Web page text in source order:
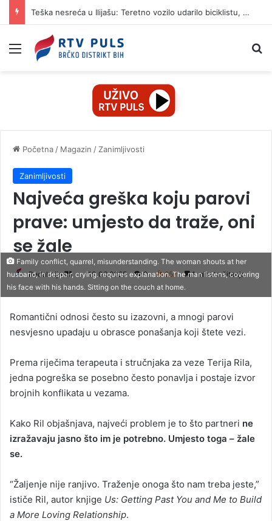
Teška nesreća u Ilijašu: Teretno vozilo udarilo biciklistu, 75-godišnjak zadržan u bolnici
Izbornik
Početna / Magazin / Zanimljivosti
Zanimljivosti
Najveća greška koju parovi
prave: umjesto da traže, oni
se žale
Redakcija
S
e
d
a
e
m
a
l
10.06.2025 0 257 1 minuta čitanja
Family conflict, quarrel, misunderstanding. The woman shouts at her
husband, in despair, crying. requires explanation. The man listens, covering
his face with his hands. Sitting on the couch at home.
Romantični odnosi često su izazovni, a mnogi parovi
nesvjesno upadaju u obrasce ponašanja koji štete vezi.
Prema riječima terapeuta i stručnjaka za veze Terija Rila,
jedna pogreška se posebno često ponavlja i postaje izvor
brojnih konflikata u vezama.
Kako Ril objašnjava, najveći problem je to što partneri ne
izražavaju jasno što im je potrebno. Umjesto toga – žale
se.
“Žaljenje nije ranjivo. Traženje onoga što nam treba jeste,”
ističe Ril, autor knjige Us: Getting Past You and Me to Build
a More Loving Relationship.